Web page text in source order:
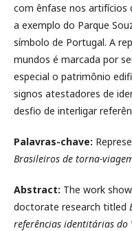
com ênfase nos artifícios
a exemplo do Parque
símbolo de Portugal. A
mundos é marcada por
especial o patrimônio
signos atestadores de
desfio de interligar
Palavras-chave:
Brasileiros de torna-
Abstract: The work
doctorate research titled
referências identitárias do